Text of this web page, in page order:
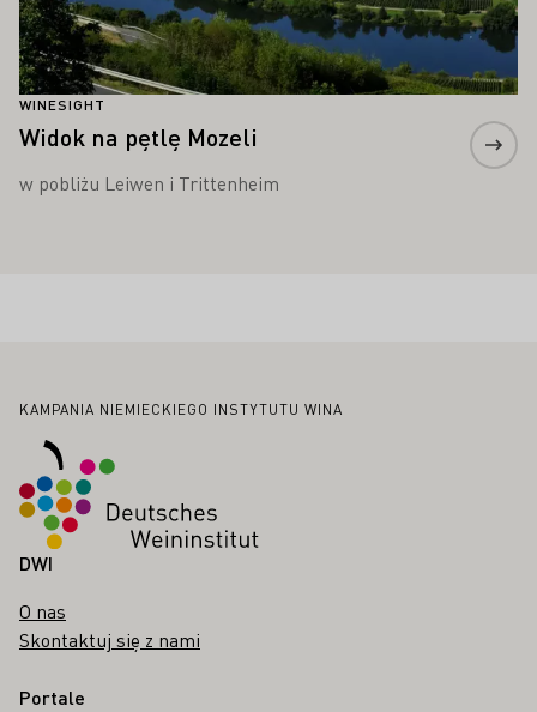
WINESIGHT
Widok na pętlę Mozeli
w pobliżu Leiwen i Trittenheim
Stopka
KAMPANIA NIEMIECKIEGO INSTYTUTU WINA
DWI
O nas
Skontaktuj się z nami
Portale